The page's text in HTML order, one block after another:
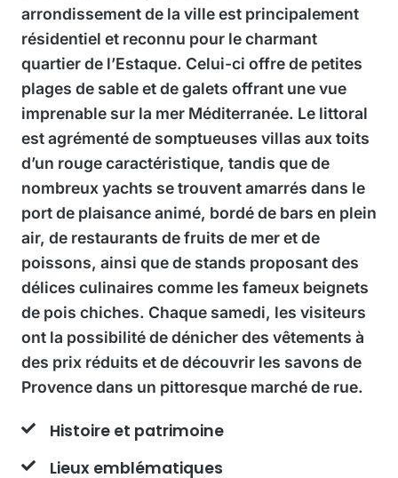
arrondissement de la ville est principalement
résidentiel et reconnu pour le charmant
quartier de l’Estaque. Celui-ci offre de petites
plages de sable et de galets offrant une vue
imprenable sur la mer Méditerranée. Le littoral
est agrémenté de somptueuses villas aux toits
d’un rouge caractéristique, tandis que de
nombreux yachts se trouvent amarrés dans le
port de plaisance animé, bordé de bars en plein
air, de restaurants de fruits de mer et de
poissons, ainsi que de stands proposant des
délices culinaires comme les fameux beignets
de pois chiches. Chaque samedi, les visiteurs
ont la possibilité de dénicher des vêtements à
des prix réduits et de découvrir les savons de
Provence dans un pittoresque marché de rue.
Histoire et patrimoine
Lieux emblématiques